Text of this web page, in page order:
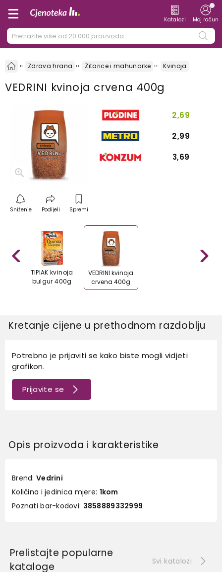
Katalozi Moj račun
Zdrava hrana Žitarice i mahunarke Kvinoja
VEDRINI kvinoja crvena 400g
Sniženje Podijeli Spremi
2,69
2,99
3,69
TIPIAK kvinoja
bulgur 400g
VEDRINI kvinoja
crvena 400g
Kretanje cijene u prethodnom razdoblju
Potrebno je prijaviti se kako biste mogli vidjeti
grafikon.
Prijavite se
Opis proizvoda i karakteristike
Brend: Vedrini
Količina i jedinica mjere: 1kom
Poznati bar-kodovi: 3858889332999
Prelistajte popularne
kataloge
Svi katalozi